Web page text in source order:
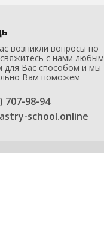
возникли вопросы по
с нами любым
для Вас способом и мы
Вам поможем
707-98-94
school.online